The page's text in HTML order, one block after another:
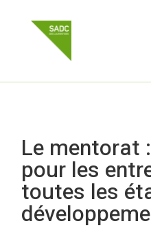
Le mentorat
pour les
toutes les